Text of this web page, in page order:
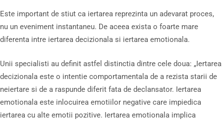
Este important de stiut ca iertarea reprezinta un adevarat proces,
nu un eveniment instantaneu. De aceea exista o foarte mare
diferenta intre iertarea decizionala si iertarea emotionala.
Unii specialisti au definit astfel distinctia dintre cele doua: „Iertarea
decizionala este o intentie comportamentala de a rezista starii de
neiertare si de a raspunde diferit fata de declansator. Iertarea
emotionala este inlocuirea emotiilor negative care impiedica
iertarea cu alte emotii pozitive. Iertarea emotionala implica